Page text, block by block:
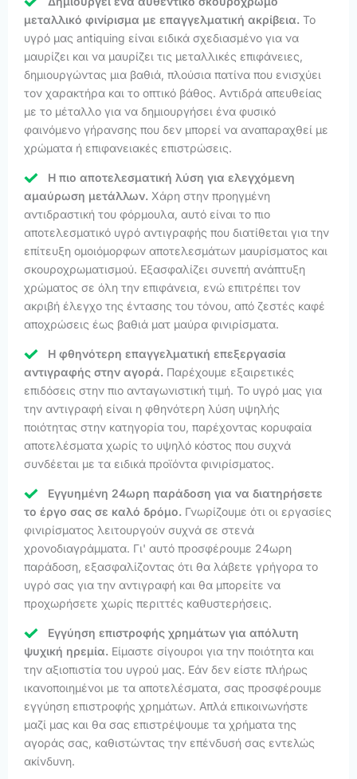
μεταλλικό φινίρισμα με επαγγελματική ακρίβεια. Το
υγρό μας antiquing είναι ειδικά σχεδιασμένο για να
μαυρίζει και να μαυρίζει τις μεταλλικές επιφάνειες,
δημιουργώντας μια βαθιά, πλούσια πατίνα που ενισχύει
τον χαρακτήρα και το οπτικό βάθος. Αντιδρά απευθείας
με το μέταλλο για να δημιουργήσει ένα φυσικό
φαινόμενο γήρανσης που δεν μπορεί να αναπαραχθεί με
χρώματα ή επιφανειακές επιστρώσεις.
Η πιο αποτελεσματική λύση για ελεγχόμενη
αμαύρωση μετάλλων. Χάρη στην προηγμένη
αντιδραστική του φόρμουλα, αυτό είναι το πιο
αποτελεσματικό υγρό αντιγραφής που διατίθεται για την
επίτευξη ομοιόμορφων αποτελεσμάτων μαυρίσματος και
σκουροχρωματισμού. Εξασφαλίζει συνεπή ανάπτυξη
χρώματος σε όλη την επιφάνεια, ενώ επιτρέπει τον
ακριβή έλεγχο της έντασης του τόνου, από ζεστές καφέ
αποχρώσεις έως βαθιά ματ μαύρα φινιρίσματα.
Η φθηνότερη επαγγελματική επεξεργασία
αντιγραφής στην αγορά. Παρέχουμε εξαιρετικές
επιδόσεις στην πιο ανταγωνιστική τιμή. Το υγρό μας για
την αντιγραφή είναι η φθηνότερη λύση υψηλής
ποιότητας στην κατηγορία του, παρέχοντας κορυφαία
αποτελέσματα χωρίς το υψηλό κόστος που συχνά
συνδέεται με τα ειδικά προϊόντα φινιρίσματος.
Εγγυημένη 24ωρη παράδοση για να διατηρήσετε
το έργο σας σε καλό δρόμο. Γνωρίζουμε ότι οι εργασίες
φινιρίσματος λειτουργούν συχνά σε στενά
χρονοδιαγράμματα. Γι' αυτό προσφέρουμε 24ωρη
παράδοση, εξασφαλίζοντας ότι θα λάβετε γρήγορα το
υγρό σας για την αντιγραφή και θα μπορείτε να
προχωρήσετε χωρίς περιττές καθυστερήσεις.
Εγγύηση επιστροφής χρημάτων για απόλυτη
ψυχική ηρεμία. Είμαστε σίγουροι για την ποιότητα και
την αξιοπιστία του υγρού μας. Εάν δεν είστε πλήρως
ικανοποιημένοι με τα αποτελέσματα, σας προσφέρουμε
εγγύηση επιστροφής χρημάτων. Απλά επικοινωνήστε
μαζί μας και θα σας επιστρέψουμε τα χρήματα της
αγοράς σας, καθιστώντας την επένδυσή σας εντελώς
ακίνδυνη.